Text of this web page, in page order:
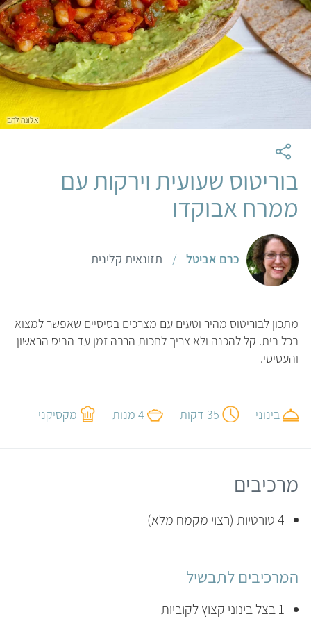
אלונה להב
בוריטוס שעועית וירקות עם
ממרח אבוקדו
כרם אביטל / תזונאית קלינית
מתכון לבוריטוס מהיר וטעים עם מצרכים בסיסיים שאפשר למצוא
בכל בית. קל להכנה ולא צריך לחכות הרבה זמן עד הביס הראשון
והעסיסי.
בינוני 35 דקות 4 מנות מקסיקני
מרכיבים
4 טורטיות (רצוי מקמח מלא)
המרכיבים לתבשיל
1 בצל בינוני קצוץ לקוביות